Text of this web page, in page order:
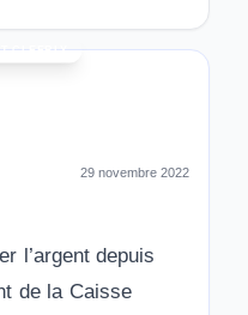
29 novembre 2022
l’argent depuis
de la Caisse